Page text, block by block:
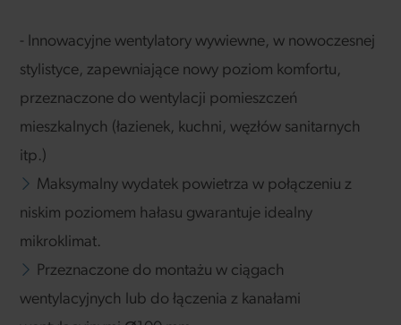
- Innowacyjne wentylatory wywiewne, w nowoczesnej
stylistyce, zapewniające nowy poziom komfortu,
przeznaczone do wentylacji pomieszczeń
mieszkalnych (łazienek, kuchni, węzłów sanitarnych
itp.)
Maksymalny wydatek powietrza w połączeniu z
niskim poziomem hałasu gwarantuje idealny
mikroklimat.
Przeznaczone do montażu w ciągach
wentylacyjnych lub do łączenia z kanałami